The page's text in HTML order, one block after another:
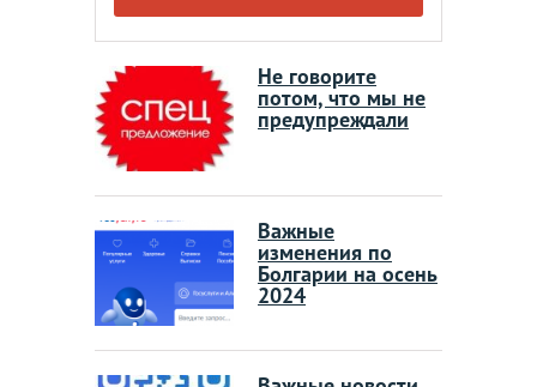
Не говорите
потом, что мы не
предупреждали
Важные
изменения по
Болгарии на осень
2024